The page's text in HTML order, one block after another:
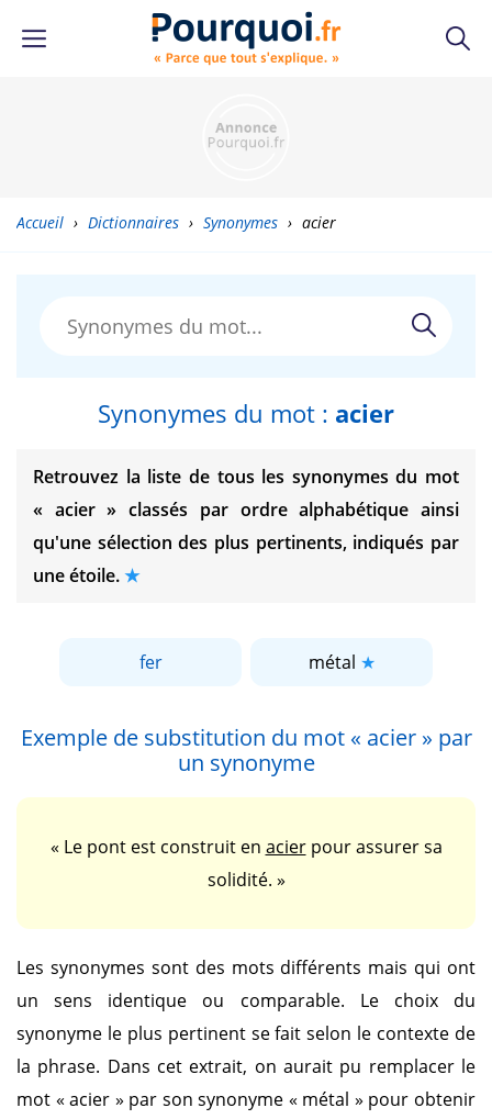
Accueil › Dictionnaires › Synonymes › acier
Synonymes du mot : acier
Retrouvez la liste de tous les synonymes du mot
« acier » classés par ordre alphabétique ainsi
qu'une sélection des plus pertinents, indiqués par
une étoile.
fer métal
Exemple de substitution du mot « acier » par
un synonyme
« Le pont est construit en acierpour assurer sa
solidité. »
Les synonymes sont des mots différents mais qui ont
un sens identique ou comparable. Le choix du
synonyme le plus pertinent se fait selon le contexte de
la phrase. Dans cet extrait, on aurait pu remplacer le
mot « acier » par son synonyme « métal » pour obtenir